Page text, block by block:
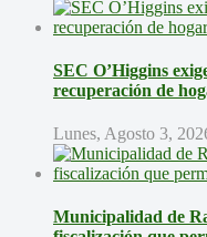
SEC O’Higgins
recuperación de
Lunes, Agosto 3,
Municipalidad de